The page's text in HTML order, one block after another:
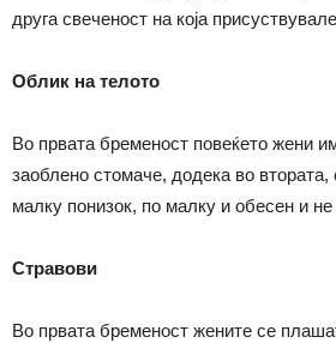
друга свеченост на која
Облик на телото
Во првата бременост повеќето жени
заоблено стомаче, додека во
малку понизок, по малку и обесен и
Стравови
Во првата бременост жените се